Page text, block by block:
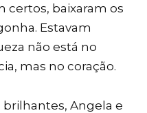
certos, baixaram os
Estavam
não está no
mas no coração.
brilhantes, Angela e